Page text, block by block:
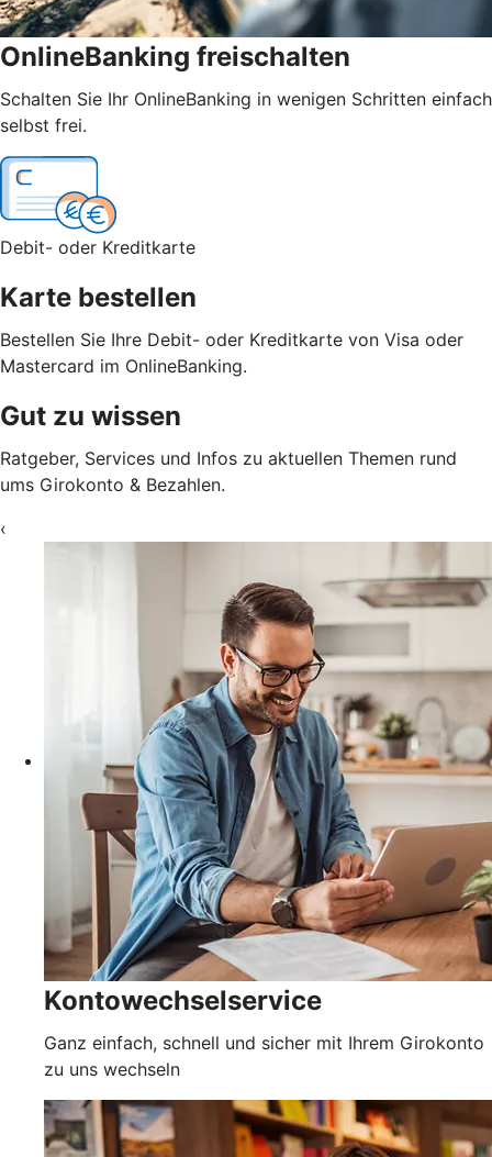
OnlineBanking freischalten
Schalten Sie Ihr OnlineBanking in wenigen Schritten einfach
selbst frei.
Debit- oder Kreditkarte
Karte bestellen
Bestellen Sie Ihre Debit- oder Kreditkarte von Visa oder
Mastercard im OnlineBanking.
Gut zu wissen
Ratgeber, Services und Infos zu aktuellen Themen rund
ums Girokonto & Bezahlen.
‹
Kontowechselservice
Ganz einfach, schnell und sicher mit Ihrem Girokonto
zu uns wechseln